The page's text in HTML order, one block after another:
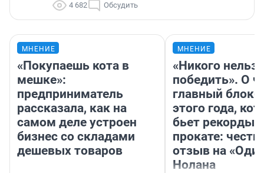
4 682 Обсудить
МНЕНИЕ
«Покупаешь кота в
мешке»:
предприниматель
рассказала, как на
самом деле устроен
бизнес со складами
дешевых товаров
МНЕНИЕ
«Никого нельзя
победить». О
главный
этого года,
бьет рекорды в
прокате:
отзыв на
Нолана